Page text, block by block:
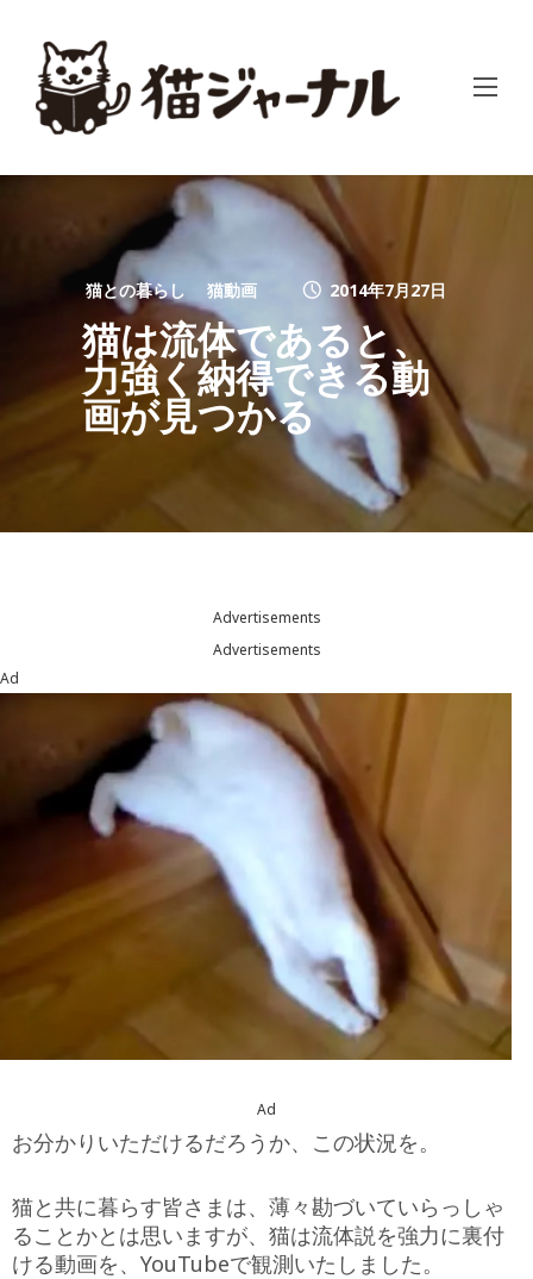
猫との暮らし 猫動画 2014年7月27日
猫は流体であると、
力強く納得できる動
画が見つかる
Advertisements
Advertisements
Ad
Ad
お分かりいただけるだろうか、この状況を。
猫と共に暮らす皆さまは、薄々勘づいていらっしゃ
ることかとは思いますが、猫は流体説を強力に裏付
ける動画を、YouTubeで観測いたしました。